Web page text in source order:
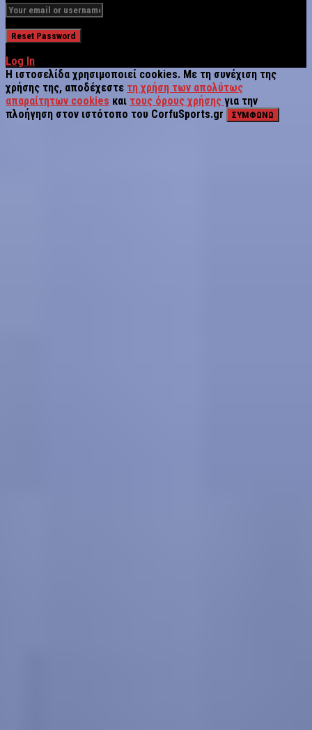
Log In
Η ιστοσελίδα χρησιμοποιεί cookies. Με τη συνέχιση της
χρήσης της, αποδέχεστε τη χρήση των απολύτως
απαραίτητων cookies και τους όρους χρήσης για την
πλοήγηση στον ιστότοπο του CorfuSports.gr
ΣΥΜΦΩΝΩ